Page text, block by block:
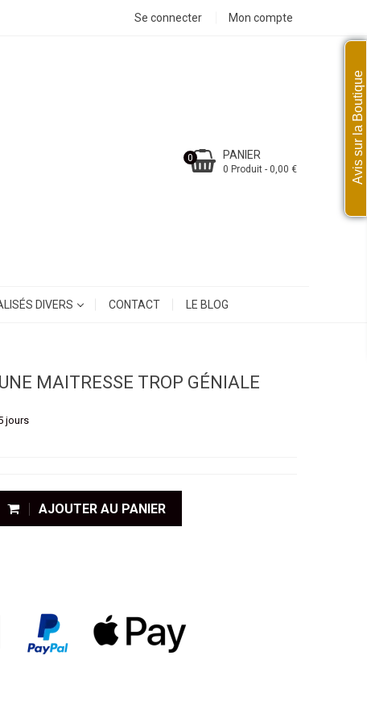
Se connecter Mon compte
PANIER
0 Produit - 0,00 €
0
DIVERS CONTACT LE BLOG
MAITRESSE TROP GÉNIALE
jours
AJOUTER AU PANIER
Avis sur la Boutique